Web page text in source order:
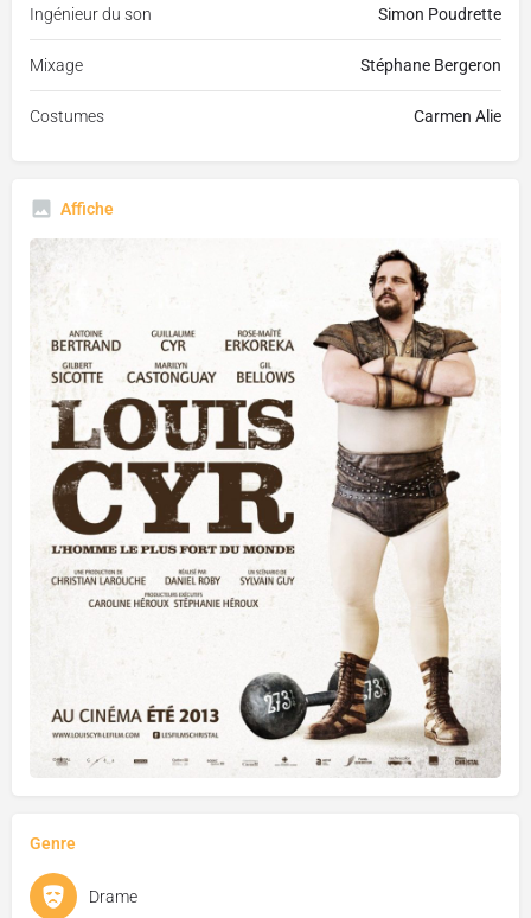
Ingénieur du son Simon Poudrette
Mixage Stéphane Bergeron
Costumes Carmen Alie
Affiche
Genre
Drame